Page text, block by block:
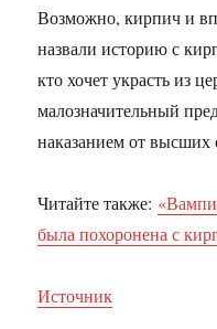
Возможно, кирпич и
назвали историю с
кто хочет украсть из
малозначительный
наказанием от высших
Читайте также:
была похоронена с
Источник